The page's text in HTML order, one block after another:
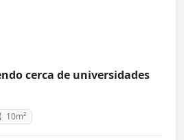
cerca de universidades
10m²